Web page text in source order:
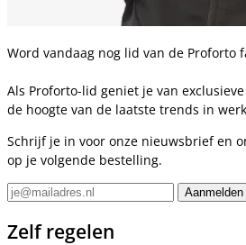
Word vandaag nog lid van de Proforto
Als Proforto-lid geniet je van
de hoogte van de laatste trends in
Schrijf je in voor onze nieuwsbrief en
op je volgende bestelling.
Zelf regelen